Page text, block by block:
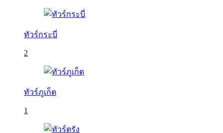
ทัวร์กระบี่
2
ทัวร์ภูเก็ต
1